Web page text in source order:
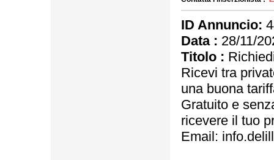
ID Annuncio:
Data : 28/11/
Titolo :
Ricevi tra
una buona
Gratuito e
ricevere il tuo
Email: